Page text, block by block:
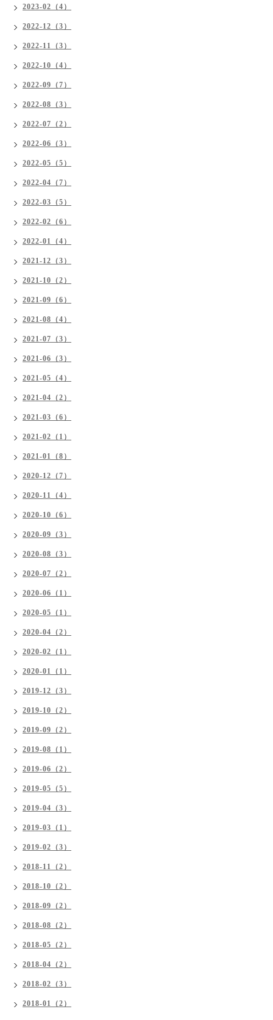
2023-02（4）
2022-12（3）
2022-11（3）
2022-10（4）
2022-09（7）
2022-08（3）
2022-07（2）
2022-06（3）
2022-05（5）
2022-04（7）
2022-03（5）
2022-02（6）
2022-01（4）
2021-12（3）
2021-10（2）
2021-09（6）
2021-08（4）
2021-07（3）
2021-06（3）
2021-05（4）
2021-04（2）
2021-03（6）
2021-02（1）
2021-01（8）
2020-12（7）
2020-11（4）
2020-10（6）
2020-09（3）
2020-08（3）
2020-07（2）
2020-06（1）
2020-05（1）
2020-04（2）
2020-02（1）
2020-01（1）
2019-12（3）
2019-10（2）
2019-09（2）
2019-08（1）
2019-06（2）
2019-05（5）
2019-04（3）
2019-03（1）
2019-02（3）
2018-11（2）
2018-10（2）
2018-09（2）
2018-08（2）
2018-05（2）
2018-04（2）
2018-02（3）
2018-01（2）